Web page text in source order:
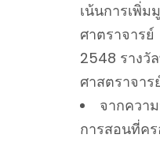
เน้นการเพิ่
ศาตราจาร
2548 รางวั
ศาสตราจา
จากควา
การสอนที่ค